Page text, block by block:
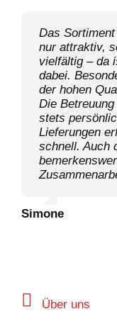
Das
nur attraktiv,
vielfältig – da
dabei.
der hohen
Die
stets
Lieferungen
schnell. Auch
Simone
Ein
Sortiment an
Qualität bei
und
Fehlerquote.
Migrol Basel-
Über uns